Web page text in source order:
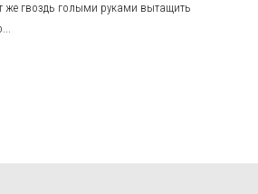
же гвоздь голыми руками вытащить